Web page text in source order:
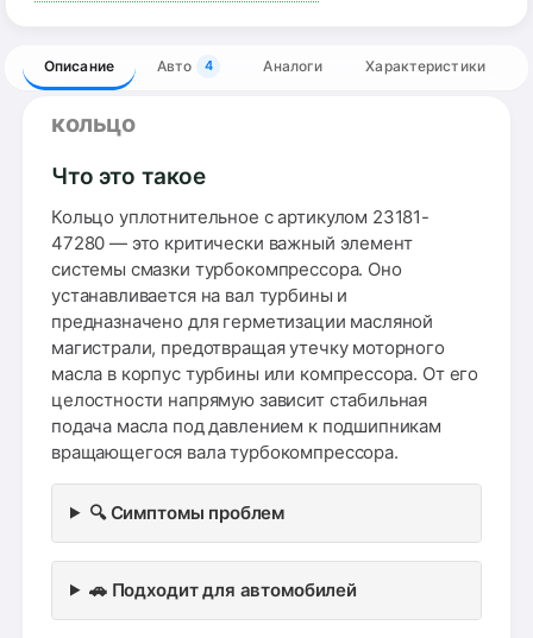
Описание Авто 4 Аналоги Характеристики
кольцо
Что это такое
Кольцо уплотнительное с артикулом 23181-
47280 — это критически важный элемент
системы смазки турбокомпрессора. Оно
устанавливается на вал турбины и
предназначено для герметизации масляной
магистрали, предотвращая утечку моторного
масла в корпус турбины или компрессора. От его
целостности напрямую зависит стабильная
подача масла под давлением к подшипникам
вращающегося вала турбокомпрессора.
🔍 Симптомы проблем
🚗 Подходит для автомобилей